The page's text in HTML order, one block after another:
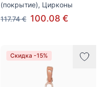
(покрытие), Цирконы
117.74 € 100.08 €
Скидка -15%